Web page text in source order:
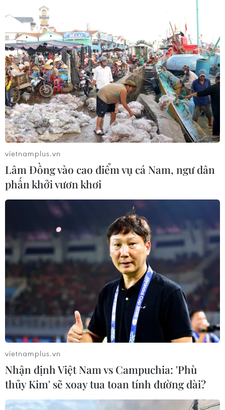
vietnamplus.vn
Lâm Đồng vào cao điểm vụ cá Nam, ngư dân
phấn khởi vươn khơi
vietnamplus.vn
Nhận định Việt Nam vs Campuchia: 'Phù
thủy Kim' sẽ xoay tua toan tính đường dài?